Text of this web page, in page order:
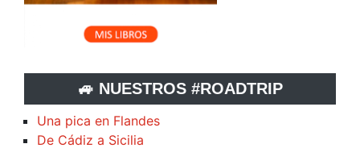
🚙 NUESTROS #ROADTRIP
Una pica en Flandes
De Cádiz a Sicilia